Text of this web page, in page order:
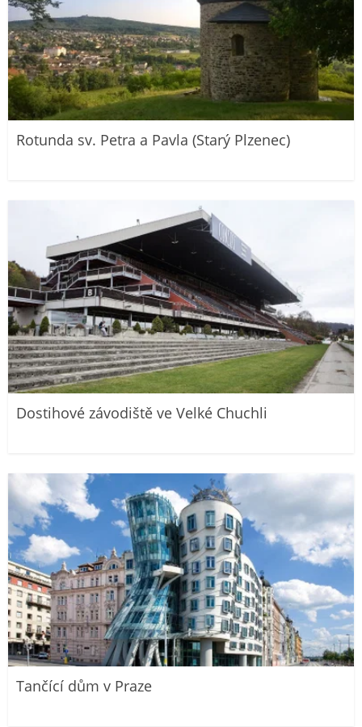
Rotunda sv. Petra a Pavla (Starý Plzenec)
Dostihové závodiště ve Velké Chuchli
Tančící dům v Praze